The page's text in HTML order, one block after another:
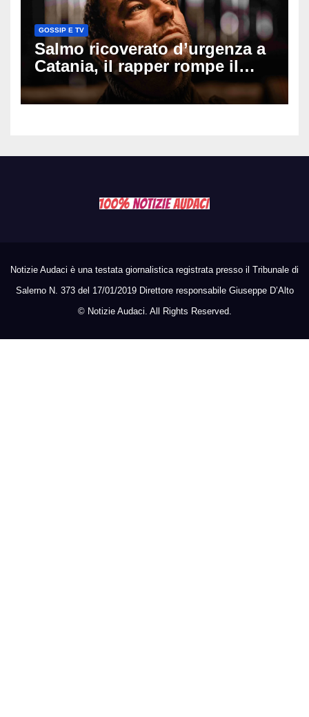
GOSSIP E TV
Salmo ricoverato d’urgenza a
Catania, il rapper rompe il
silenzio dopo la notte in
ospedale: come sta e cosa
Notizie Audaci è una testata giornalistica registrata presso il Tribunale di
Salerno N. 373 del 17/01/2019 Direttore responsabile Giuseppe D’Alto
© Notizie Audaci. All Rights Reserved.